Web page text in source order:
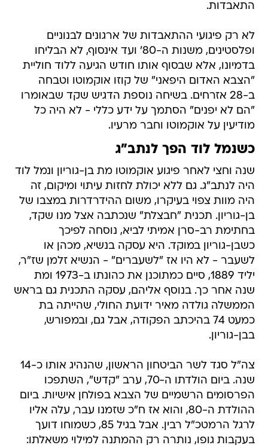
התאבדות.
לא רק פיגועי ההתאבדות של ארגונים לבנוניים
ופלסטינים, משנות ה-80' ועד אינסוף, לא הבליחו
בדמיונו, אלא שבסוף אותו חודש הגיעה ללוד חוליית
"הצבא האדום היפאני" של קוזו אוקמוטו וטבחה
ב-28 אזרחים. בשיחה נוספת הדגיש שקד שבאומרו
"הם לא יפנים" הסתמך על ידע כללי - לא היה כל
מודיעין על אוקמוטו וחבר מרעיו.
כשנמל לוד הפך לנתב"ג
שנה וחצי לאחר פיגוע אוקמוטו מת בן-גוריון ונמל לוד
היה לנתב"ג. גם ללא יכולת לחזות עיתוי ומיקום, זה
היה מוות צפוי בעיקרו, משום ההידרדרות במצבו של
בן-גוריון. תכנית "חבצלת" שנכתבה אצל מנו שקד,
בחתימת רב-סרן אמיתי לביא, נוסחה לפיכך
כשבן-גוריון במוקד. היא עסקה בנשיא, מכהן או
לשעבר - לא היו אז "לשעברים" - הנשיא זלמן שז"ר,
יליד 1889, סיים כמתוכנן את כהונתו ב-1973 ומת
שנה אחר כך. בנוסף אליהם, עסקה התכנית גם בראש
הממשלה גולדה מאיר ידועת החולי, שהייתה בת
כמעט 74 בהיכתב הפקודה, אבל גם, ובמפורש,
בבן-גוריון.
צה"ל סגד לשר הביטחון הראשון, שהנהיג אותו כ-14
שנה. ביום הולדתו ה-70, ערב "קדש", השתפכו
הפרסומים הרשמיים של הצבא בפולחן אישיות. ביום
ההולדת ה-80, והוא אז ח"כ שזמנו עבר, עלה אליו
לרגל הרמטכ"ל רבין. אבל בגיל 85, כשמוחו דועך
בעקבות גופו, נותרה רק ההמתנה למילוי משאלתו: